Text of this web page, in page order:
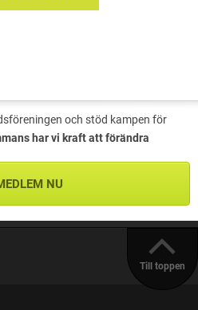
och stöd kampen för
har vi kraft att förändra
NU
Till toppen